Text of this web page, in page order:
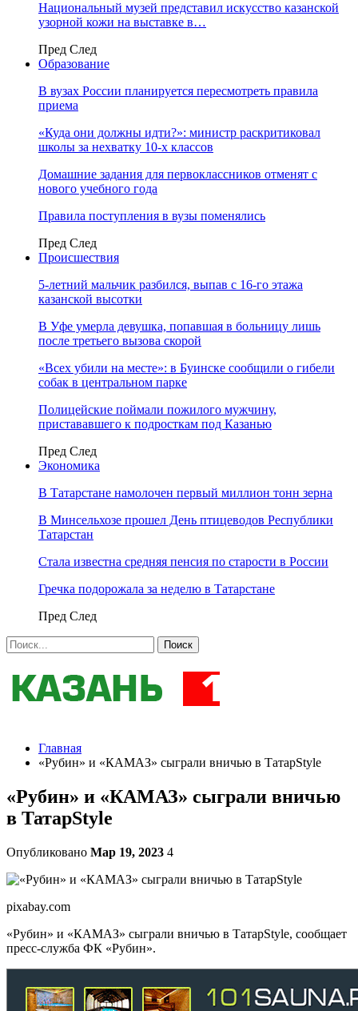
Национальный музей представил искусство казанской
узорной кожи на выставке в…
Пред След
Образование
В вузах России планируется пересмотреть правила
приема
«Куда они должны идти?»: министр раскритиковал
школы за нехватку 10-х классов
Домашние задания для первоклассников отменят с
нового учебного года
Правила поступления в вузы поменялись
Пред След
Происшествия
5-летний мальчик разбился, выпав с 16-го этажа
казанской высотки
В Уфе умерла девушка, попавшая в больницу лишь
после третьего вызова скорой
«Всех убили на месте»: в Буинске сообщили о гибели
собак в центральном парке
Полицейские поймали пожилого мужчину,
пристававшего к подросткам под Казанью
Пред След
Экономика
В Татарстане намолочен первый миллион тонн зерна
В Минсельхозе прошел День птицеводов Республики
Татарстан
Стала известна средняя пенсия по старости в России
Гречка подорожала за неделю в Татарстане
Пред След
Главная
«Рубин» и «КАМАЗ» сыграли вничью в ТатарStyle
«Рубин» и «КАМАЗ» сыграли вничью
в ТатарStyle
Опубликовано Мар 19, 2023 4
pixabay.com
«Рубин» и «КАМАЗ» сыграли вничью в ТатарStyle, сообщает
пресс-служба ФК «Рубин».